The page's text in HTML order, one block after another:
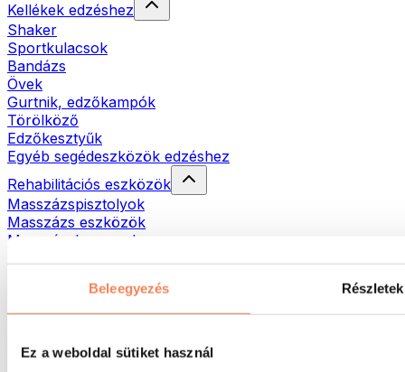
Beleegyezés Részletek
Ez a weboldal sütiket használ
Kellékek edzéshez
Shaker
Sportkulacsok
Bandázs
Övek
Gurtnik, edzőkampók
Törölköző
Edzőkesztyűk
Egyéb segédeszközök edzéshez
Rehabilitációs eszközök
Masszázspisztolyok
Masszázs eszközök
Masszázshengerek
Táskák & hátizsákok
Hátizsákok